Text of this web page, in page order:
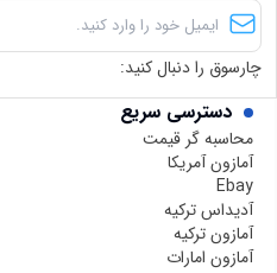
دسترسی سریع
محاسبه گر قیمت
آمازون آمریکا
Ebay
آدیداس ترکیه
آمازون ترکیه
آمازون امارات
چارسوق را دنبال کنید: